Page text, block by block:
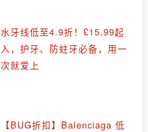
水牙线低至4.9折！£15.99起
入，护牙、防蛀牙必备，用一
次就爱上
【BUG折扣】Balenciaga 低